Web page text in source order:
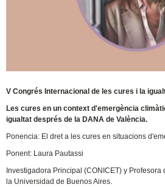
V Congrés Internacional de les cures i la
Les cures en un context d'emergència
igualtat després de la DANA de València.
Ponencia: El dret a les cures en situacions
Ponent: Laura Pautassi
Investigadora Principal (CONICET) y
la Universidad de Buenos Aires.